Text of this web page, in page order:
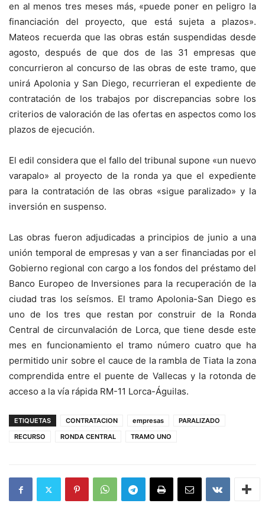
en al menos tres meses más, «puede poner en peligro la
financiación del proyecto, que está sujeta a plazos».
Mateos recuerda que las obras están suspendidas desde
agosto, después de que dos de las 31 empresas que
concurrieron al concurso de las obras de este tramo, que
unirá Apolonia y San Diego, recurrieran el expediente de
contratación de los trabajos por discrepancias sobre los
criterios de valoración de las ofertas en aspectos como los
plazos de ejecución.
El edil considera que el fallo del tribunal supone «un nuevo
varapalo» al proyecto de la ronda ya que el expediente
para la contratación de las obras «sigue paralizado» y la
inversión en suspenso.
Las obras fueron adjudicadas a principios de junio a una
unión temporal de empresas y van a ser financiadas por el
Gobierno regional con cargo a los fondos del préstamo del
Banco Europeo de Inversiones para la recuperación de la
ciudad tras los seísmos. El tramo Apolonia-San Diego es
uno de los tres que restan por construir de la Ronda
Central de circunvalación de Lorca, que tiene desde este
mes en funcionamiento el tramo número cuatro que ha
permitido unir sobre el cauce de la rambla de Tiata la zona
comprendida entre el puente de Vallecas y la rotonda de
acceso a la vía rápida RM-11 Lorca-Águilas.
ETIQUETAS CONTRATACION empresas
PARALIZADO
RECURSO
RONDA CENTRAL TRAMO UNO